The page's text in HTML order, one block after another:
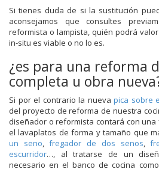
Si tienes duda de si la sustitución
aconsejamos que consultes
reformista o lampista, quién podrá
in-situ es viable o no lo es.
¿es para una reforma
completa u obra
Si por el contrario la nueva pica sobre
del proyecto de reforma de nuestra
diseñador o reformista contará con
el lavaplatos de forma y tamaño que
un seno,fregador de dos senos,
escurridor…, al tratarse de un
necesario en el banco de cocina